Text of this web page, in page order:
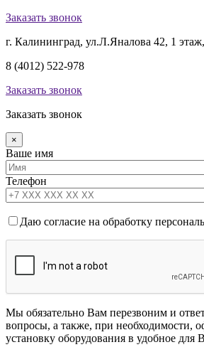
Заказать звонок
г. Калининград, ул.Л.Яналова 42, 1
8 (4012) 522-978
Заказать звонок
Заказать звонок
×
Ваше имя
Телефон
Даю согласие на обработку
Мы обязательно Вам перезвоним и
вопросы, а также, при необходимости,
установку оборудования в удобное для